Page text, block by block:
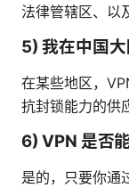
法律管辖区、以
5) 我在中国大
在某些地区，
抗封锁能力的供
6) VPN 是否
是的，只要你通